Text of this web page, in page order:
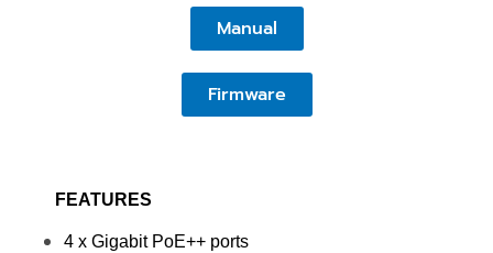
Manual
Firmware
FEATURES
4 x Gigabit PoE++ ports